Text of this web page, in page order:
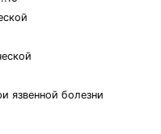
язвенной болезни